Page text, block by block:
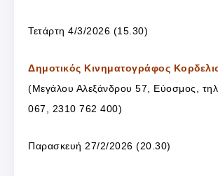
Τετάρτη 4/3/2026 (15.30)
Δημοτικός Κινηματογράφος
(Μεγάλου Αλεξάνδρου 57, Εύοσμος,
067, 2310 762 400)
Παρασκευή 27/2/2026 (20.30)